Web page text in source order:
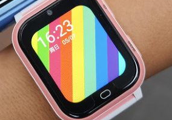
！MSI MPG 491CQP QD-OLED 超寬
來囉！ imos 首家導入 UL MCV 行銷宣
歡慶 EaseUS 21 週年到來，「
ONPRO MagReact MXs2 5000mAh
PRO 穿戴式智慧冷暖調溫裝置
新升級，GO Fest 五折優惠嗨翻天！
S25 Ultra 誰能滿足全場景拍攝需求？
慧錄音膠囊~ 您的AI 秘書已上線 每
奇雷 AI・Gaming・創作儲存方案登